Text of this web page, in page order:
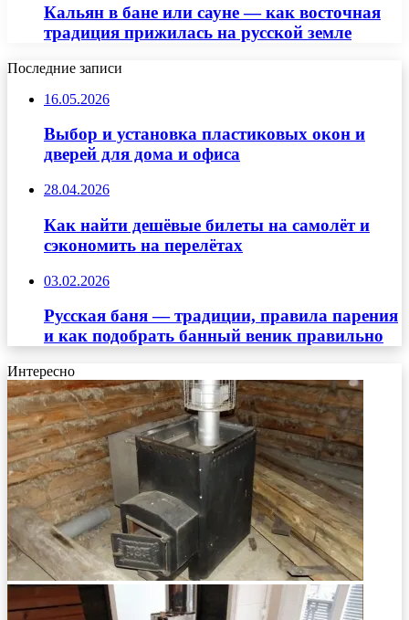
Кальян в бане или сауне — как восточная
традиция прижилась на русской земле
Последние записи
16.05.2026
Выбор и установка пластиковых окон и
дверей для дома и офиса
28.04.2026
Как найти дешёвые билеты на самолёт и
сэкономить на перелётах
03.02.2026
Русская баня — традиции, правила парения
и как подобрать банный веник правильно
Интересно